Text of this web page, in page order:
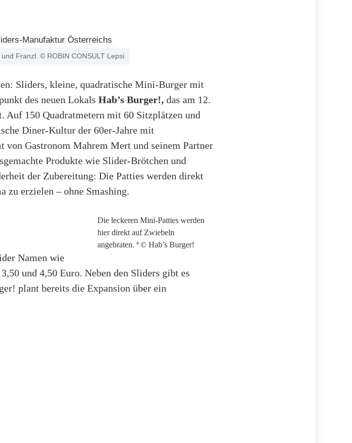
Franzl. © ROBIN CONSULT Lepsi
Sliders, kleine, quadratische Mini-Burger mit
des neuen Lokals Hab’s Burger!, das am 12.
Auf 150 Quadratmetern mit 60 Sitzplätzen und
Diner-Kultur der 60er-Jahre mit
Gastronom Mahrem Mert und seinem Partner
Produkte wie Slider-Brötchen und
der Zubereitung: Die Patties werden direkt
zu erzielen – ohne Smashing.
Die leckeren Mini-Patties werden
hier direkt auf Zwiebeln
angebraten. ª © Hab’s Burger!
Namen wie
und 4,50 Euro. Neben den Sliders gibt es
plant bereits die Expansion über ein